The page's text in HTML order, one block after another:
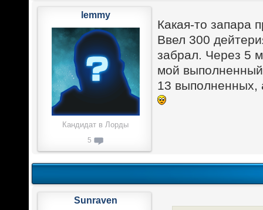
Какая-то запара
Ввел 300
забрал. Через 5
мой
13 выполненных,
lemmy
Кандидат в Лорды
5
Sunraven